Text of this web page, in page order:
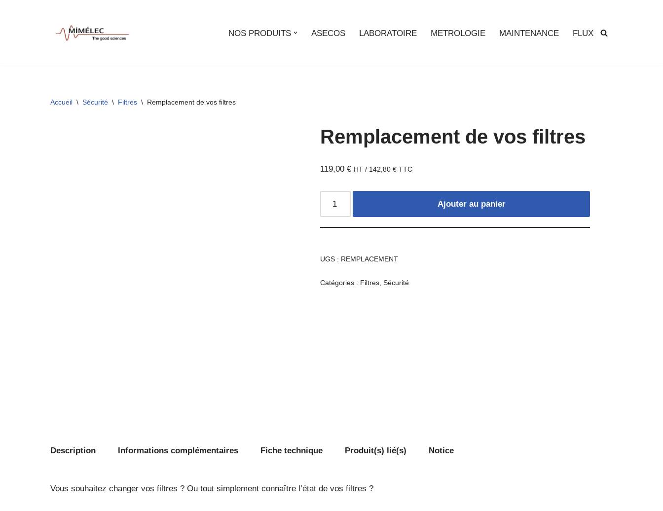
NOS PRODUITS ASECOS LABORATOIRE METROLOGIE MAINTENANCE FLUX
Accueil \ Sécurité \ Filtres \ Remplacement de vos filtres
Remplacement de vos filtres
119,00€ HT / 142,80€ TTC
Ajouter au panier
UGS : REMPLACEMENT
Catégories : Filtres,Sécurité
Description Informations complémentaires Fiche technique Produit(s) lié(s) Notice
Vous souhaitez changer vos filtres ? Ou tout simplement connaître l’état de vos filtres ?